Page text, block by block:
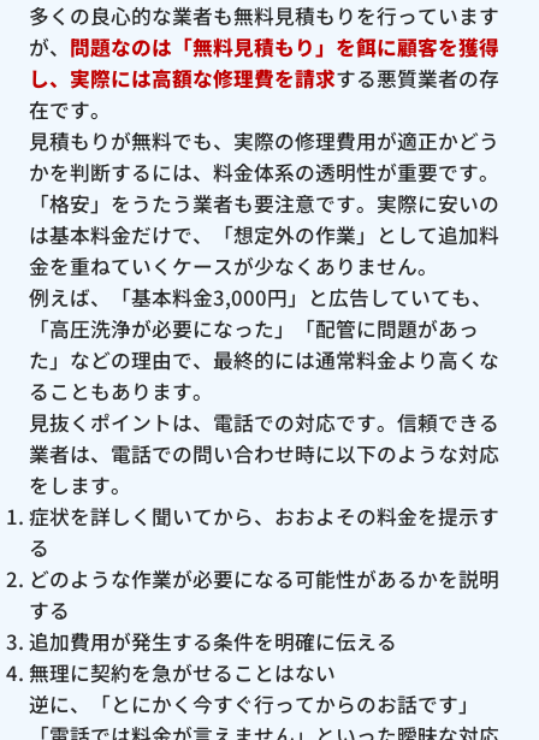
多くの良心的な業者も無料見積もりを行っています
が、 問題なのは「無料見積もり」を餌に顧客を獲得
し、実際には高額な修理費を請求する悪質業者の存
在です。
見積もりが無料でも、実際の修理費用が適正かどう
かを判断するには、料金体系の透明性が重要です。
「格安」をうたう業者も要注意です。実際に安いの
は基本料金だけで、「想定外の作業」として追加料
金を重ねていくケースが少なくありません。
例えば、「基本料金3,000円」と広告していても、
「高圧洗浄が必要になった」「配管に問題があっ
た」などの理由で、最終的には通常料金より高くな
ることもあります。
見抜くポイントは、電話での対応です。信頼できる
業者は、電話での問い合わせ時に以下のような対応
をします。
症状を詳しく聞いてから、おおよその料金を提示す
る
どのような作業が必要になる可能性があるかを説明
する
追加費用が発生する条件を明確に伝える
無理に契約を急がせることはない
逆に、「とにかく今すぐ行ってからのお話です」